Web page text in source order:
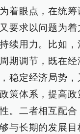
着眼点，在统
要求以问题为
续用力。比如
期调节，既在
稳定经济局势
策体系，提高政
。二者相互配合
与长期的发展